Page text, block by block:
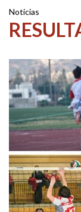
Noticias